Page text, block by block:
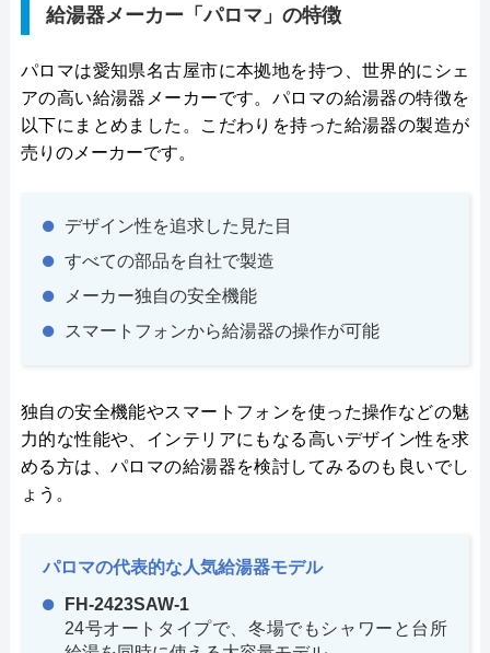
給湯器メーカー「パロマ」の特徴
パロマは愛知県名古屋市に本拠地を持つ、世界的にシェ
アの高い給湯器メーカーです。パロマの給湯器の特徴を
以下にまとめました。こだわりを持った給湯器の製造が
売りのメーカーです。
デザイン性を追求した見た目
すべての部品を自社で製造
メーカー独自の安全機能
スマートフォンから給湯器の操作が可能
独自の安全機能やスマートフォンを使った操作などの魅
力的な性能や、インテリアにもなる高いデザイン性を求
める方は、パロマの給湯器を検討してみるのも良いでし
ょう。
パロマの代表的な人気給湯器モデル
FH-2423SAW-1
24号オートタイプで、冬場でもシャワーと台所